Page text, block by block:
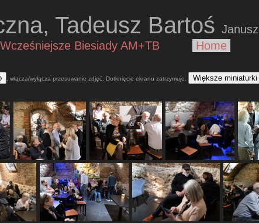
Tadeusz Bartoś
Wcześniejsze Biesiady AM+TB Home
, włącza/wyłącza przesuwanie zdjęć. Dotknięcie ekranu zatrzymuje. Większe miniaturki